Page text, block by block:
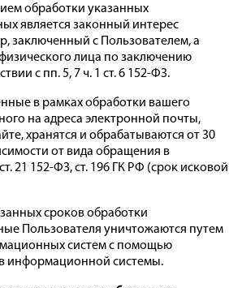
обработки указанных
является законный интерес
заключенный с Пользователем, а
лица по заключению
с пп. 5, 7 ч. 1 ст. 6 152-ФЗ.
в рамках обработки вашего
на адреса электронной почты,
хранятся и обрабатываются от 30
от вида обращения в
21 152-ФЗ, ст. 196 ГК РФ (срок исковой
сроков обработки
Пользователя уничтожаются путем
систем с помощью
информационной системы.